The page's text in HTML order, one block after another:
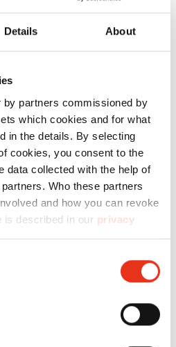
Details About
partners commissioned by
which cookies and for what
in the details. By selecting
cookies, you consent to the
data collected with the help of
Who these partners
and how you can revoke
is described in our privacy